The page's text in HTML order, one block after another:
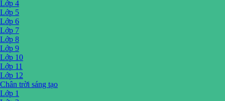
Lớp 4
Lớp 5
Lớp 6
Lớp 7
Lớp 8
Lớp 9
Lớp 10
Lớp 11
Lớp 12
Chân trời sáng tạo
Lớp 1